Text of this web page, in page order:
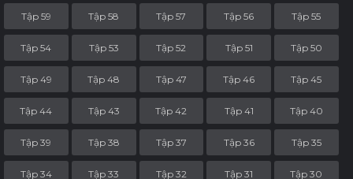
Tập 59 Tập 58 Tập 57 Tập 56 Tập 55
Tập 54 Tập 53 Tập 52 Tập 51 Tập 50
Tập 49 Tập 48 Tập 47 Tập 46 Tập 45
Tập 44 Tập 43 Tập 42 Tập 41 Tập 40
Tập 39 Tập 38 Tập 37 Tập 36 Tập 35
Tập 34 Tập 33 Tập 32 Tập 31 Tập 30